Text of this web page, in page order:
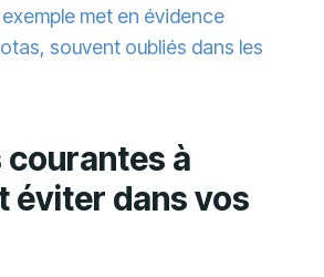
met en évidence
souvent oubliés dans les
courantes à
éviter dans vos